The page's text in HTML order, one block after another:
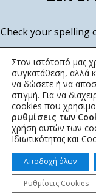
Check your spelling
© 2022
Στον ιστότοπό μας
συγκατάθεση, αλλά
να δώσετε ή να
στιγμή. Για να
cookies που
ρυθμίσεις των
χρήση αυτών των
Ιδιωτικότητας και
Αποδοχή όλων
Ρυθμίσεις Cookies